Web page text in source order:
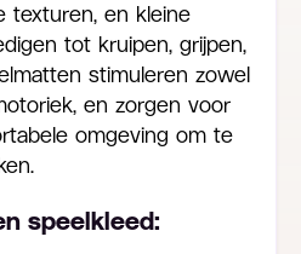
texturen, en kleine
tot kruipen, grijpen,
stimuleren zowel
en zorgen voor
omgeving om te
speelkleed: